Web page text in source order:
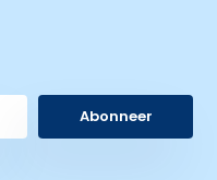
Abonneer